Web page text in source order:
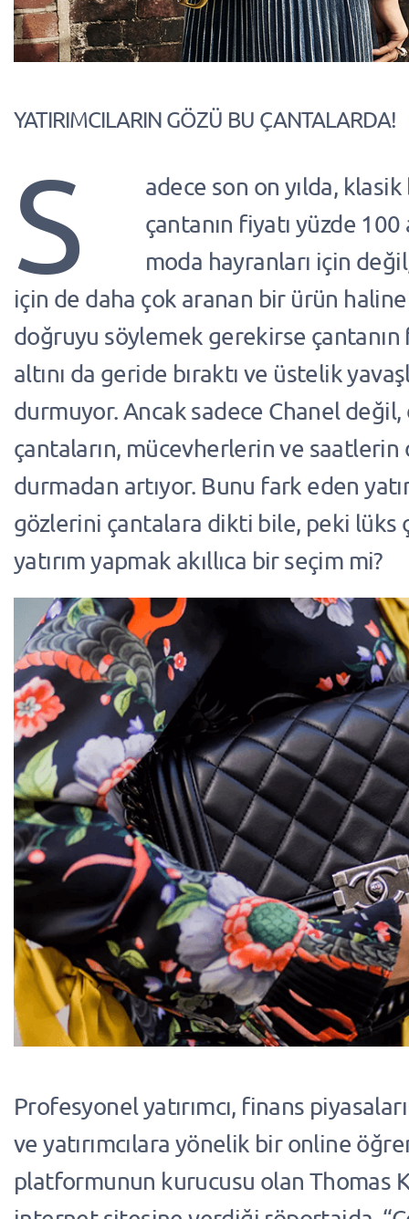
YATIRIMCILARIN GÖZÜ BU ÇANTALARDA!
S
adece son on yılda,
çantanın fiyatı yüzde
moda hayranları için
için de daha çok aranan bir ürün
doğruyu söylemek gerekirse çantanın
altını da geride bıraktı ve üstelik
durmuyor. Ancak sadece Chanel değil,
çantaların, mücevherlerin ve saatlerin
durmadan artıyor. Bunu fark eden
gözlerini çantalara dikti bile, peki lüks
yatırım yapmak akıllıca bir seçim mi?
Profesyonel yatırımcı, finans
ve yatırımcılara yönelik bir online
platformunun kurucusu olan Thomas